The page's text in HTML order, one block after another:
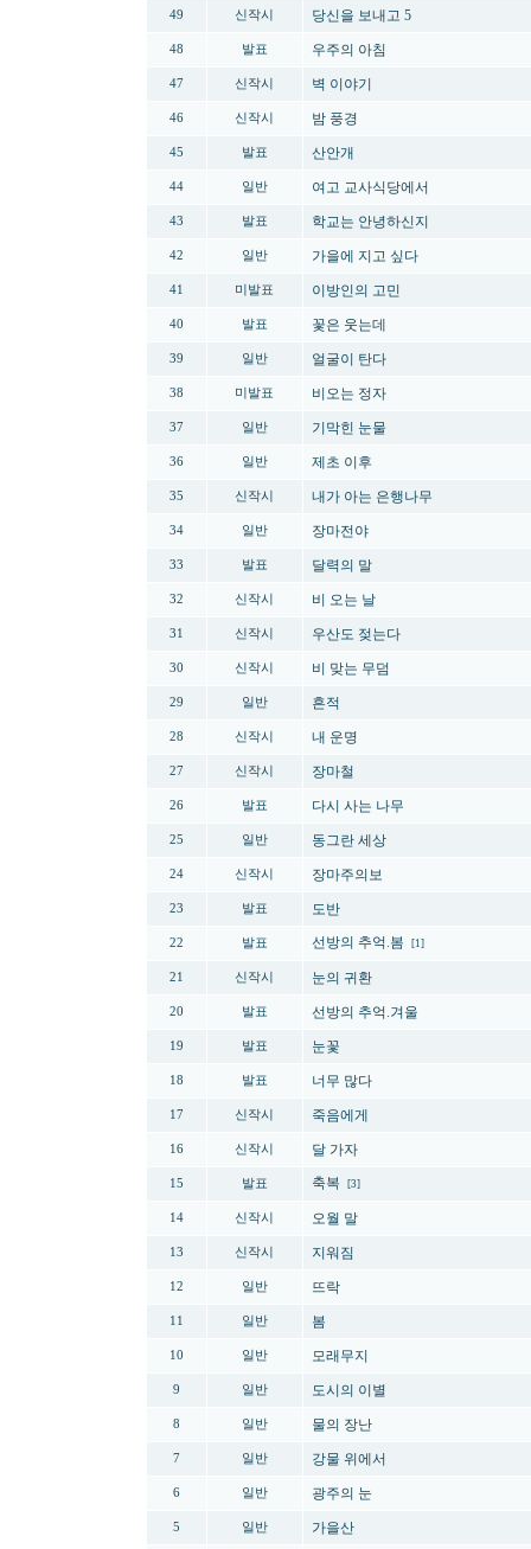
49 신작시 당신을 보내고 5
48 발표 우주의 아침
47 신작시 벽 이야기
46 신작시 밤 풍경
45 발표 산안개
44 일반 여고 교사식당에서
43 발표 학교는 안녕하신지
42 일반 가을에 지고 싶다
41 미발표 이방인의 고민
40 발표 꽃은 웃는데
39 일반 얼굴이 탄다
38 미발표 비오는 정자
37 일반 기막힌 눈물
36 일반 제초 이후
35 신작시 내가 아는 은행나무
34 일반 장마전야
33 발표 달력의 말
32 신작시 비 오는 날
31 신작시 우산도 젖는다
30 신작시 비 맞는 무덤
29 일반 흔적
28 신작시 내 운명
27 신작시 장마철
26 발표 다시 사는 나무
25 일반 동그란 세상
24 신작시 장마주의보
23 발표 도반
22 발표 선방의 추억.봄 [1]
21 신작시 눈의 귀환
20 발표 선방의 추억.겨울
19 발표 눈꽃
18 발표 너무 많다
17 신작시 죽음에게
16 신작시 달 가자
15 발표 축복 [3]
14 신작시 오월 말
13 신작시 지워짐
12 일반 뜨락
11 일반 봄
10 일반 모래무지
9 일반 도시의 이별
8 일반 물의 장난
7 일반 강물 위에서
6 일반 광주의 눈
5 일반 가을산